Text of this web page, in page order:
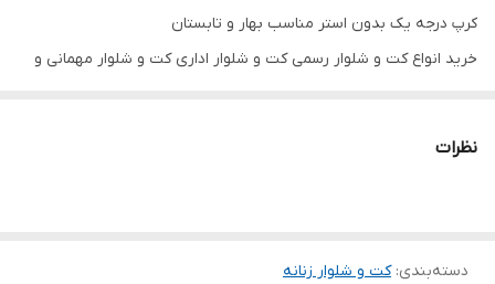
کرپ درجه یک بدون استر مناسب بهار و تابستان
خرید انواع کت و شلوار رسمی کت و شلوار اداری کت و شلوار مهمانی و
سایت امکان مرجوع یا تعویض مدل ندارد فقط تعویض سایز داریم
نظرات
دسته‌بندی:کت و شلوار زنانه